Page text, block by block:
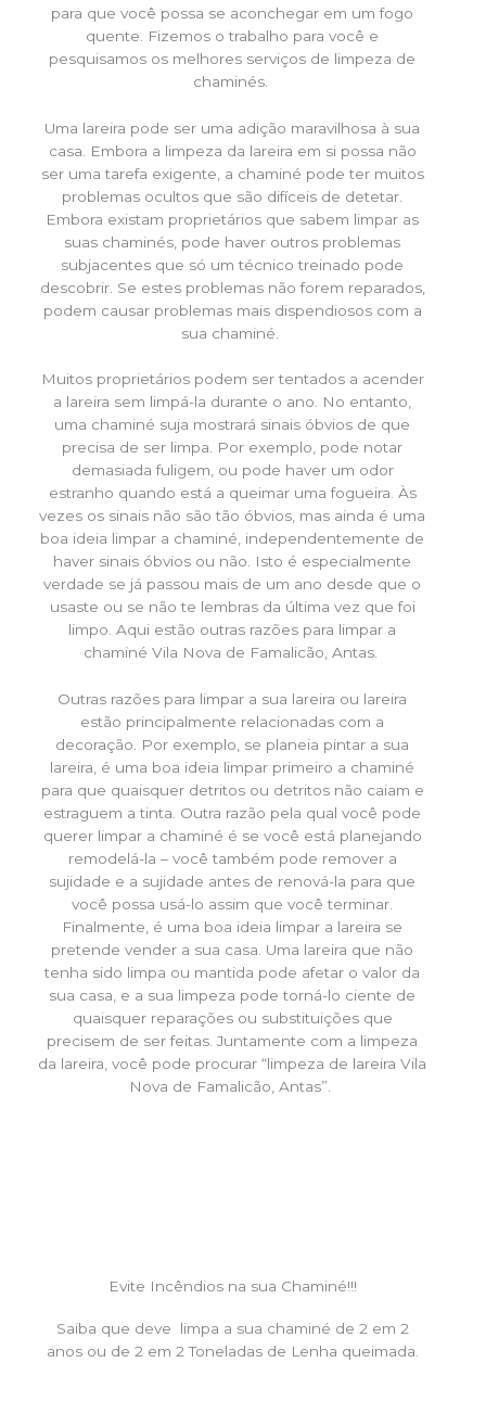
para que você possa se aconchegar em um fogo
quente. Fizemos o trabalho para você e
pesquisamos os melhores serviços de limpeza de
chaminés.
Uma lareira pode ser uma adição maravilhosa à sua
casa. Embora a limpeza da lareira em si possa não
ser uma tarefa exigente, a chaminé pode ter muitos
problemas ocultos que são difíceis de detetar.
Embora existam proprietários que sabem limpar as
suas chaminés, pode haver outros problemas
subjacentes que só um técnico treinado pode
descobrir. Se estes problemas não forem reparados,
podem causar problemas mais dispendiosos com a
sua chaminé.
Muitos proprietários podem ser tentados a acender
a lareira sem limpá-la durante o ano. No entanto,
uma chaminé suja mostrará sinais óbvios de que
precisa de ser limpa. Por exemplo, pode notar
demasiada fuligem, ou pode haver um odor
estranho quando está a queimar uma fogueira. Às
vezes os sinais não são tão óbvios, mas ainda é uma
boa ideia limpar a chaminé, independentemente de
haver sinais óbvios ou não. Isto é especialmente
verdade se já passou mais de um ano desde que o
usaste ou se não te lembras da última vez que foi
limpo. Aqui estão outras razões para limpar a
chaminé Vila Nova de Famalicão, Antas.
Outras razões para limpar a sua lareira ou lareira
estão principalmente relacionadas com a
decoração. Por exemplo, se planeia pintar a sua
lareira, é uma boa ideia limpar primeiro a chaminé
para que quaisquer detritos ou detritos não caiam e
estraguem a tinta. Outra razão pela qual você pode
querer limpar a chaminé é se você está planejando
remodelá-la – você também pode remover a
sujidade e a sujidade antes de renová-la para que
você possa usá-lo assim que você terminar.
Finalmente, é uma boa ideia limpar a lareira se
pretende vender a sua casa. Uma lareira que não
tenha sido limpa ou mantida pode afetar o valor da
sua casa, e a sua limpeza pode torná-lo ciente de
quaisquer reparações ou substituições que
precisem de ser feitas. Juntamente com a limpeza
da lareira, você pode procurar “limpeza de lareira Vila
Nova de Famalicão, Antas”.
Evite Incêndios na sua Chaminé!!!
Saiba que deve limpa a sua chaminé de 2 em 2
anos ou de 2 em 2 Toneladas de Lenha queimada.